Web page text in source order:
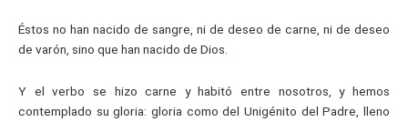
Éstos no han nacido de sangre, ni de deseo de carne, ni de deseo
de varón, sino que han nacido de Dios.
Y el verbo se hizo carne y habitó entre nosotros, y hemos
contemplado su gloria: gloria como del Unigénito del Padre, lleno